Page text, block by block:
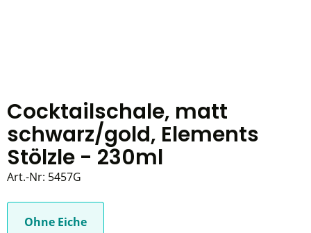
Cocktailschale, matt
schwarz/gold, Elements
Stölzle - 230ml
Art.-Nr: 5457G
Ohne Eiche